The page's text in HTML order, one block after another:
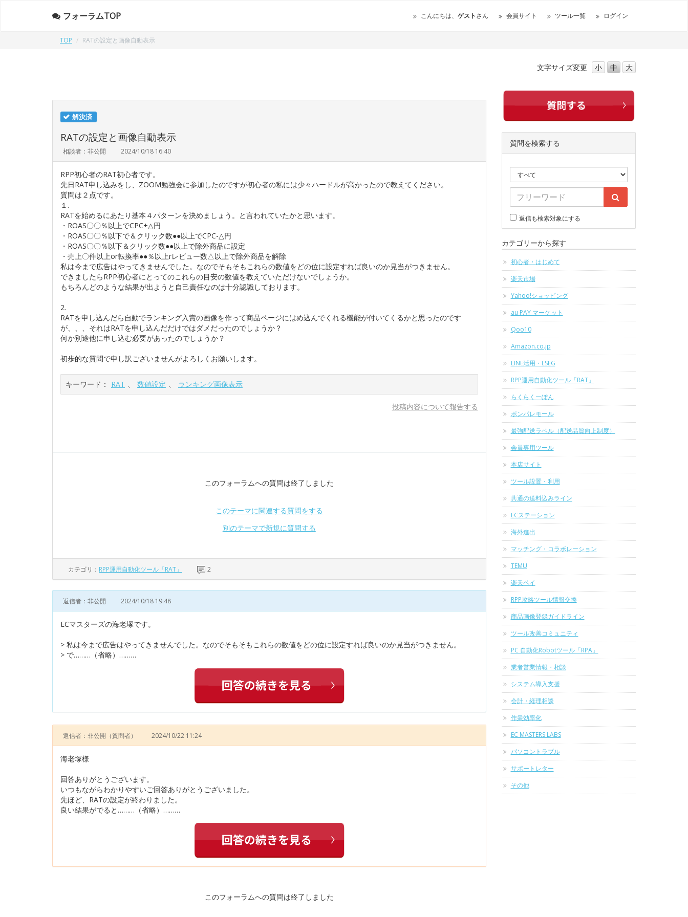
フォーラムTOP こんにちは、 ゲストさん 会員サイト ツール一覧 ログイン
TOP RATの設定と画像自動表示
文字サイズ変更 小 中 大
解決済
RATの設定と画像自動表示
相談者：非公開 2024/10/18 16:40
RPP初心者のRAT初心者です。
先日RAT申し込みをし、ZOOM勉強会に参加したのですが初心者の私には少々ハードルが高かったので教えてください。
質問は２点です。
１.
RATを始めるにあたり基本４パターンを決めましょう。と言われていたかと思います。
・ROAS〇〇％以上でCPC+△円
・ROAS〇〇％以下で＆クリック数●●以上でCPC-△円
・ROAS〇〇％以下＆クリック数●●以上で除外商品に設定
・売上〇件以上or転換率●●％以上rレビュー数△以上で除外商品を解除
私は今まで広告はやってきませんでした。なのでそもそもこれらの数値をどの位に設定すれば良いのか見当がつきません。
できましたらRPP初心者にとってのこれらの目安の数値を教えていただけないでしょうか。
もちろんどのような結果が出ようと自己責任なのは十分認識しております。
2.
RATを申し込んだら自動でランキング入賞の画像を作って商品ページにはめ込んでくれる機能が付いてくるかと思ったのです
が、、、それはRATを申し込んだだけではダメだったのでしょうか？
何か別途他に申し込む必要があったのでしょうか？
初歩的な質問で申し訳ございませんがよろしくお願いします。
キーワード： RAT 、 数値設定 、 ランキング画像表示
投稿内容について報告する
このフォーラムへの質問は終了しました
このテーマに関連する質問をする
別のテーマで新規に質問する
カテゴリ： RPP運用自動化ツール「RAT」 2
返信者：非公開 2024/10/18 19:48
ECマスターズの海老塚です。
> 私は今まで広告はやってきませんでした。なのでそもそもこれらの数値をどの位に設定すれば良いのか見当がつきません。
> で………（省略）………
返信者：非公開 （質問者） 2024/10/22 11:24
海老塚様
回答ありがとうございます。
いつもながらわかりやすいご回答ありがとうございました。
先ほど、RATの設定が終わりました。
良い結果がでると………（省略）………
このフォーラムへの質問は終了しました
質問を検索する
返信も検索対象にする
カテゴリーから探す
初心者・はじめて
楽天市場
Yahoo!ショッピング
au PAY マーケット
Qoo10
Amazon.co.jp
LINE活用・LSEG
RPP運用自動化ツール「RAT」
らくらくーぽん
ポンパレモール
最強配送ラベル（配送品質向上制度）
会員専用ツール
本店サイト
ツール設置・利用
共通の送料込みライン
ECステーション
海外進出
マッチング・コラボレーション
TEMU
楽天ペイ
RPP攻略ツール情報交換
商品画像登録ガイドライン
ツール改善コミュニティ
PC 自動化Robotツール「RPA」
業者営業情報・相談
システム導入支援
会計・経理相談
作業効率化
EC MASTERS LABS
パソコントラブル
サポートレター
その他